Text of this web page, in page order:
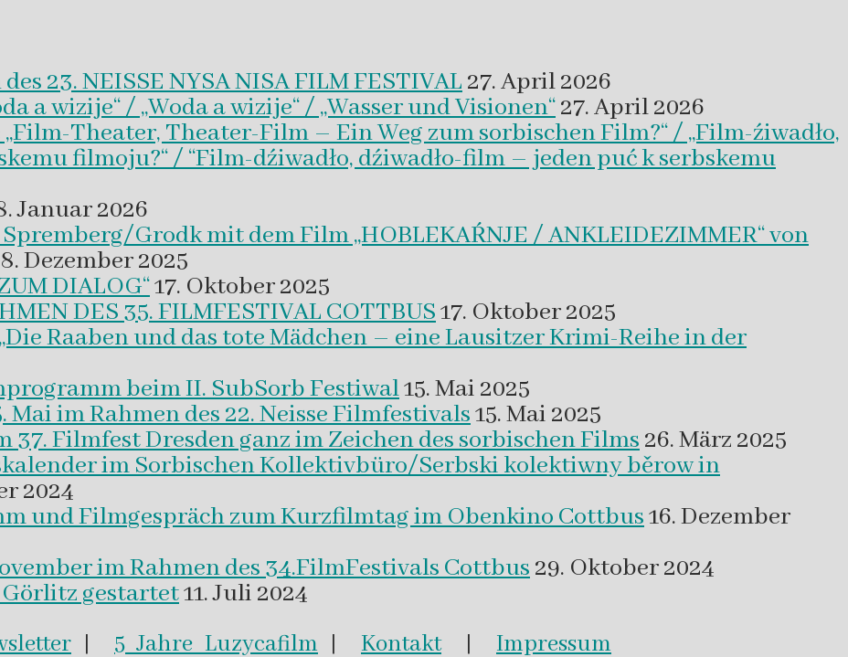
23. NEISSE NYSA NISA FILM FESTIVAL27. April 2026
a wizije“ / „Woda a wizije“ / „Wasser und Visionen“27. April 2026
Theater, Theater-Film – Ein Weg zum sorbischen Film?“ / „Film-źiwadło,
filmoju?“ / “Film-dźiwadło, dźiwadło-film – jeden puć k serbskemu
Januar 2026
Grodk mit dem Film „HOBLEKAŔNJE / ANKLEIDEZIMMER“ von
8. Dezember 2025
DIALOG“17. Oktober 2025
DES 35. FILMFESTIVAL COTTBUS17. Oktober 2025
Raaben und das tote Mädchen – eine Lausitzer Krimi-Reihe in der
beim II. SubSorb Festiwal15. Mai 2025
im Rahmen des 22. Neisse Filmfestivals15. Mai 2025
37. Filmfest Dresden ganz im Zeichen des sorbischen Films26. März 2025
im Sorbischen Kollektivbüro/Serbski kolektiwny běrow in
2024
und Filmgespräch zum Kurzfilmtag im Obenkino Cottbus16. Dezember
im Rahmen des 34.FilmFestivals Cottbus29. Oktober 2024
gestartet11. Juli 2024
| 5 Jahre Luzycafilm | Kontakt| Impressum